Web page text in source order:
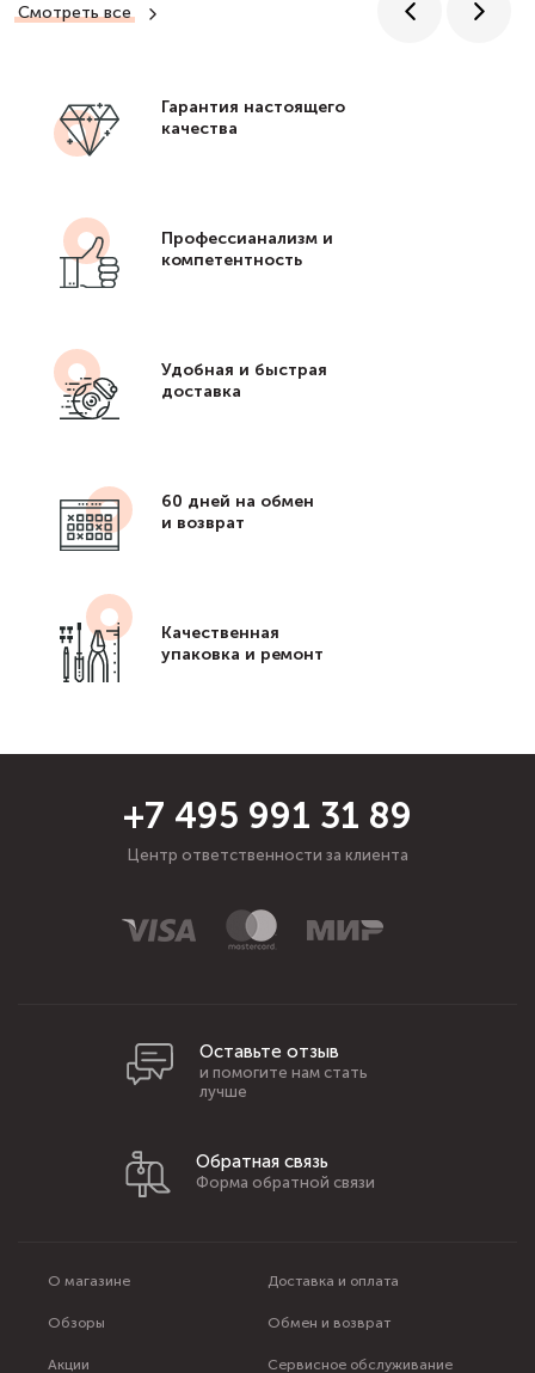
Смотреть все
Гарантия настоящего
качества
Профессианализм и
компетентность
Удобная и быстрая
доставка
60 дней на обмен
и возврат
Качественная
упаковка и ремонт
+7 495 991 31 89
Центр ответственности за клиента
О магазине Доставка и оплата
Обзоры Обмен и возврат
Акции Сервисное обслуживание
Оставьте отзыв
и помогите нам стать
лучше
Обратная связь
Форма обратной связи